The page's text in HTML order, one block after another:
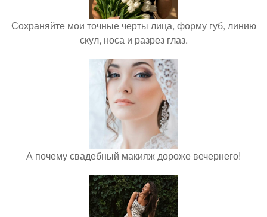
Сохраняйте мои точные черты лица, форму губ, линию
скул, носа и разрез глаз.
А почему свадебный макияж дороже вечернего!